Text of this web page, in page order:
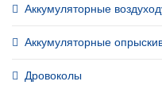
Аккумуляторные
Аккумуляторные
Дровоколы